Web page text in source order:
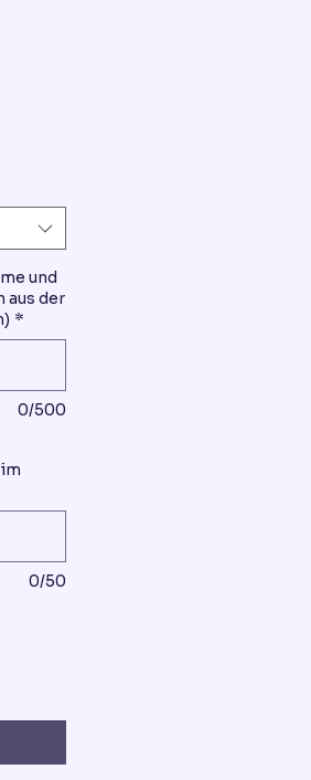
und
aus der
*
0/500
0/50